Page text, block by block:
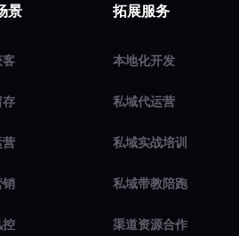
景
客
存
营
销
控
拓展服务
本地化开发
私域代运营
私域实战培训
私域带教陪跑
渠道资源合作